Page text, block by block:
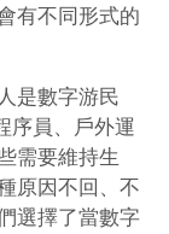
有不同形式的
是數字游民
序員、戶外運
需要維持生
原因不回、不
選擇了當數字